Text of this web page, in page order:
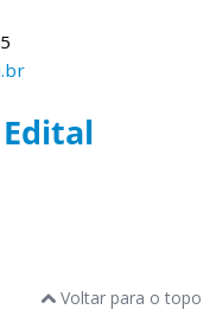
Voltar para o topo